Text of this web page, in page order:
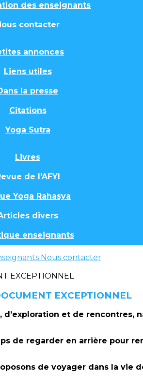
des enseignants
contacter
annonces
Liens utiles
la presse
Citations
Yoga Sutra
Livres
de l'AFYI
Yoga Rahasya
divers
enseignants
Nous contacter
EXCEPTIONNEL
d’exploration et de rencontres,
de regarder en arrière pour
de voyager dans la vie